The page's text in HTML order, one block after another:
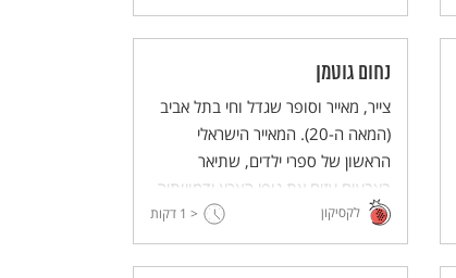
נחום גוטמן
צייר, מאייר וסופר שגדל וחי בתל אביב
(המאה ה-20). המאייר הישראלי
הראשון של ספרי ילדים, שתיאר
בצבעים עזים את נופי הארץ ודמויותיה.
אהב גם "לצייר במילים" וכתב ספרי
ילדים. חתן פרס ישראל לספרות ילדים
(1978).
לקסיקון < 1 דקות